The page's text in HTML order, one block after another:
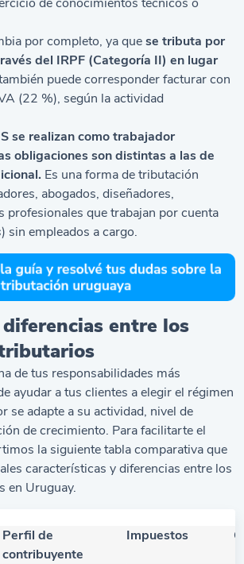
por completo, ya quese tributa por
del IRPF (Categoría II) en lugar
puede corresponder facturar con
(22 %), según la actividad
se realizan como trabajador
obligaciones son distintas a las de
Es una forma de tributación
abogados, diseñadores,
profesionales que trabajan por cuenta
) sin empleados a cargo.
entre los
de tus responsabilidades más
ayudar a tus clientes a elegir el régimen
se adapte a su actividad, nivel de
de crecimiento. Para facilitarte el
la siguiente tabla comparativa que
características y diferencias entre los
en Uruguay.
Perfil de
contribuyente
Impuestos